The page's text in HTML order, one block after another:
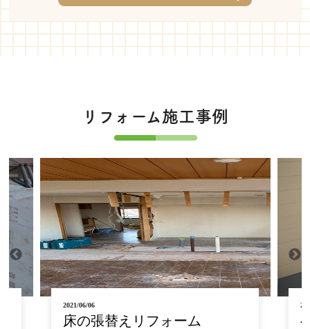
リフォーム施工事例
2021/06/03
ベランダ リフォーム